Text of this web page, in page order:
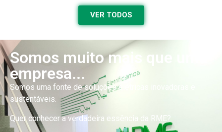
VER TODOS
Somos muito mais que uma
empresa...
Somos uma fonte de soluções elétricas inovadoras e
sustentáveis.
Quer conhecer a verdadeira essência da RME?